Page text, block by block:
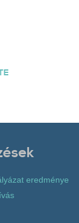
eredménye